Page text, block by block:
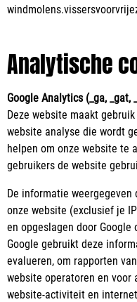
Analytische
Google Analytics (_ga, _gat,
Deze website maakt
website analyse die wordt
helpen om onze website te
gebruikers de website
De informatie weergegeven
onze website (exclusief je
en opgeslagen door Google
Google gebruikt deze
evalueren, om rapporten
website operatoren en voor
website-activiteit en